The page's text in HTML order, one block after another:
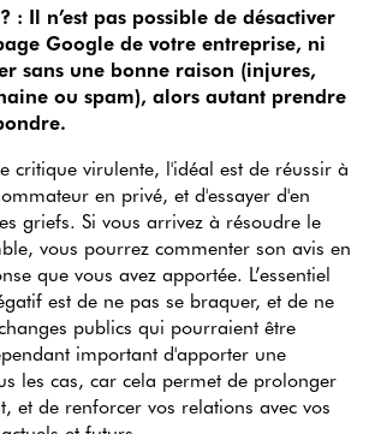
: Il n’est pas possible de désactiver
Google de votre entreprise, ni
sans une bonne raison (injures,
ou spam), alors autant prendre
critique virulente, l'idéal est de réussir à
en privé, et d'essayer d'en
griefs. Si vous arrivez à résoudre le
vous pourrez commenter son avis en
que vous avez apportée. L’essentiel
est de ne pas se braquer, et de ne
publics qui pourraient être
important d'apporter une
les cas, car cela permet de prolonger
et de renforcer vos relations avec vos